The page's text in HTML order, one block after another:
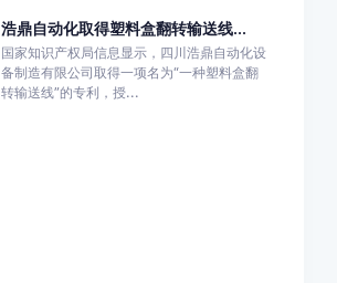
浩鼎自动化取得塑料盒翻转输送线...
国家知识产权局信息显示，四川浩鼎自动化设
备制造有限公司取得一项名为“一种塑料盒翻
转输送线”的专利，授...